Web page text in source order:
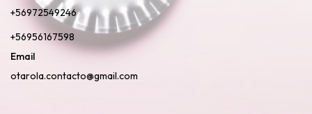
+56972549246
+56956167598
Email
otarola.contacto@gmail.com